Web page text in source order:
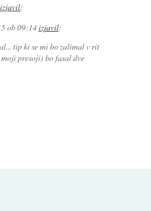
izjavil:
ob 09:14izjavil:
tip ki se mi bo zalimal v rit
presoji) bo fasal dve